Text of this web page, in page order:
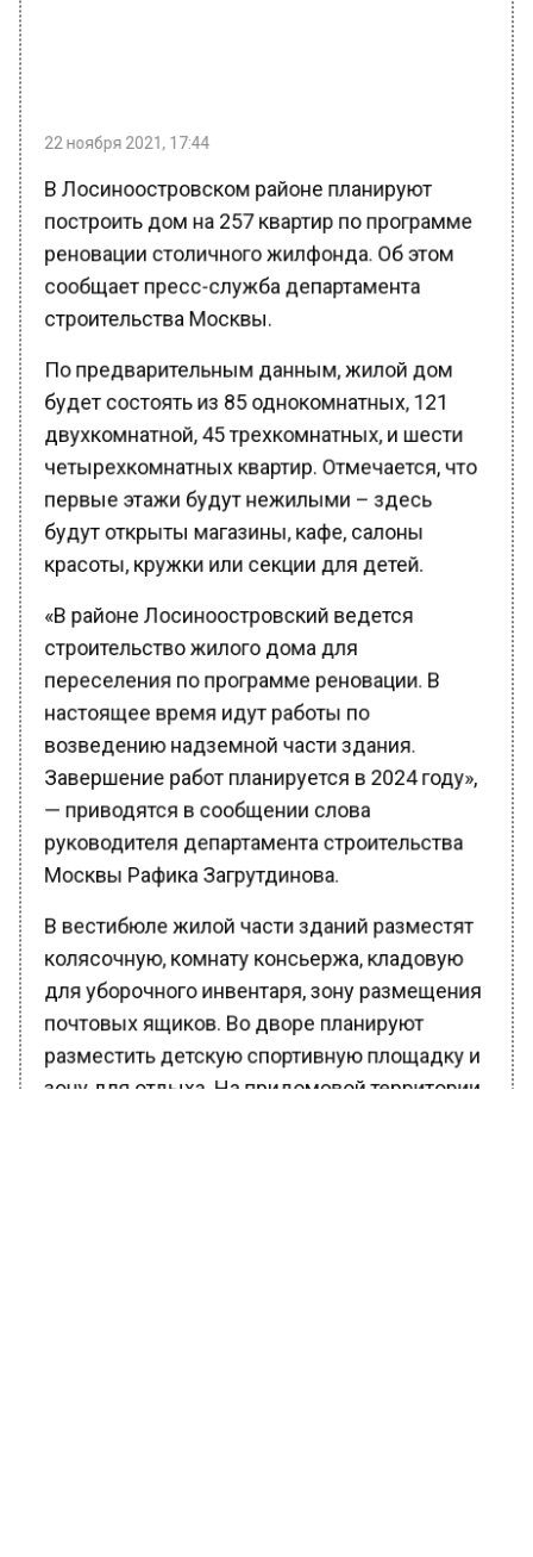
построить дом на 257 квартир по программе
реновации столичного жилфонда. Об этом
сообщает пресс-служба департамента
строительства Москвы.
будет состоять из 85 однокомнатных, 121
двухкомнатной, 45 трехкомнатных, и шести
четырехкомнатных квартир. Отмечается, что
первые этажи будут нежилыми – здесь
будут открыты магазины, кафе, салоны
красоты, кружки или секции для детей.
«В районе Лосиноостровский ведется
строительство жилого дома для
переселения по программе реновации. В
настоящее время идут работы по
возведению надземной части здания.
Завершение работ планируется в 2024 году»,
— приводятся в сообщении слова
руководителя департамента строительства
Москвы Рафика Загрутдинова.
В вестибюле жилой части зданий разместят
колясочную, комнату консьержа, кладовую
для уборочного инвентаря, зону размещения
почтовых ящиков. Во дворе планируют
разместить детскую спортивную площадку и
зону для отдыха. На придомовой территории